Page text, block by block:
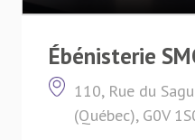
Ébénisterie
110, Rue du
(Québec), G0V